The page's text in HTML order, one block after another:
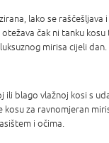
lako se raščešljava
čak ni tanku kosu
mirisa cijeli dan.
ili blago vlažnoj kosi s
kosu za ravnomjeran
i očima.